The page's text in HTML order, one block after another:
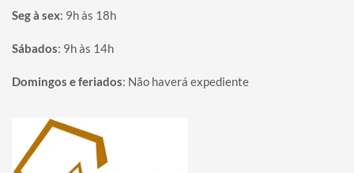
Seg à sex: 9h às 18h
Sábados: 9h às 14h
Domingos e feriados: Não haverá expediente
Página inicial